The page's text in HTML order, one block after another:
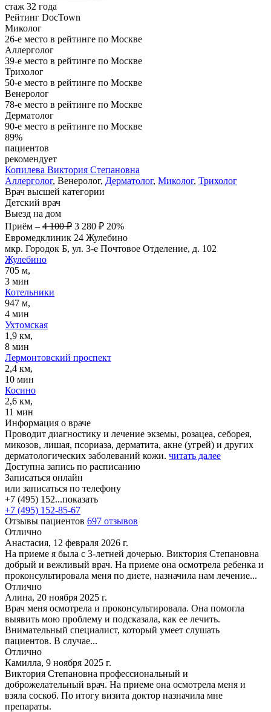
стаж 32 года
Рейтинг DocTown
Миколог
26-е место в рейтинге по Москве
Аллерголог
39-е место в рейтинге по Москве
Трихолог
50-е место в рейтинге по Москве
Венеролог
78-е место в рейтинге по Москве
Дерматолог
90-е место в рейтинге по Москве
89%
пациентов
рекомендует
Копилева Виктория Степановна
Аллерголог, Венеролог, Дерматолог, Миколог, Трихолог
Врач высшей категории
Детский врач
Выезд на дом
Приём – 4 100 ₽ 3 280 ₽ 20%
Евромедклиник 24 Жулебино
мкр. Городок Б, ул. 3-е Почтовое Отделение, д. 102
Жулебино
705 м,
3 мин
Котельники
947 м,
4 мин
Ухтомская
1,9 км,
8 мин
Лермонтовский проспект
2,4 км,
10 мин
Косино
2,6 км,
11 мин
Информация о враче
Проводит диагностику и лечение экземы, розацеа, себорея,
микозов, лишая, псориаза, дерматита, акне (угрей) и других
дерматологических заболеваний кожи. читать далее
Доступна запись по расписанию
Записаться онлайн
или записаться по телефону
+7 (495) 152...показать
+7 (495) 152-85-67
Отзывы пациентов 697 отзывов
Отлично
Анастасия, 12 февраля 2026 г.
На приеме я была с 3-летней дочерью. Виктория Степановна
добрый и вежливый врач. На приеме она осмотрела ребенка и
проконсультировала меня по диете, назначила нам лечение...
Отлично
Алина, 20 ноября 2025 г.
Врач меня осмотрела и проконсультировала. Она помогла
выявить мою проблему и подсказала, как ее лечить.
Внимательный специалист, который умеет слушать
пациентов. В случае...
Отлично
Камилла, 9 ноября 2025 г.
Виктория Степановна профессиональный и
доброжелательный врач. На приеме она осмотрела меня и
взяла соскоб. По итогу визита доктор назначила мне
препараты.